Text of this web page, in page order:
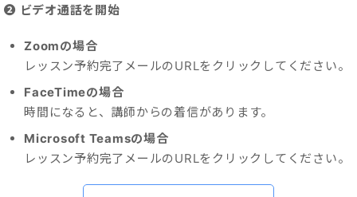
❷ ビデオ通話を開始
Zoomの場合
レッスン予約完了メールのURLをクリックしてください。
FaceTimeの場合
時間になると、講師からの着信があります。
Microsoft Teamsの場合
レッスン予約完了メールのURLをクリックしてください。